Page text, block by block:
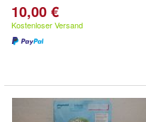
10,00 €
Kostenloser Versand